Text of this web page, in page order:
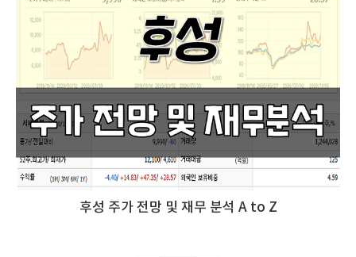
후성 주가 전망 및 재무 분석 A to Z